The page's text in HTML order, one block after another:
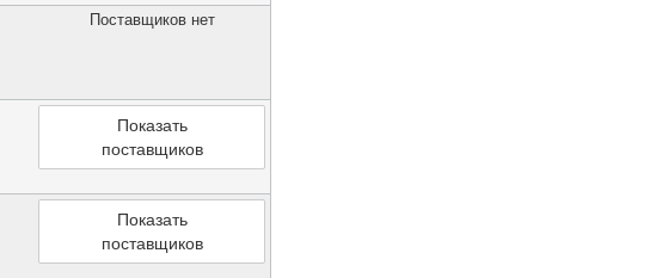
Поставщиков нет
Показать
поставщиков
Показать
поставщиков